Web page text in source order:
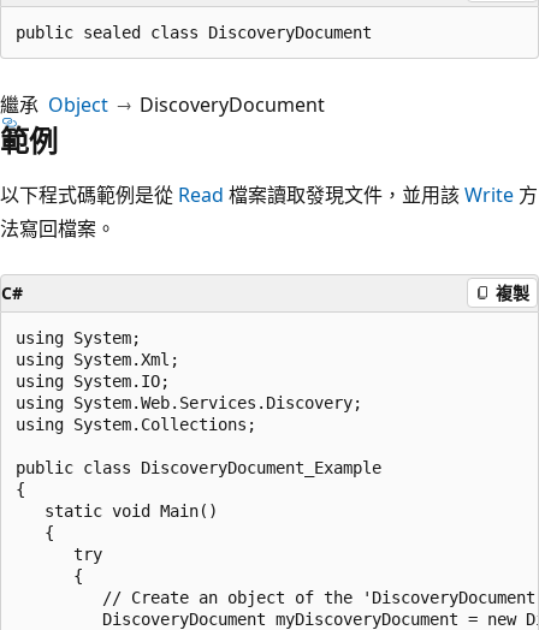
public sealed class DiscoveryDocument
繼承 Object DiscoveryDocument
範例
以下程式碼範例是從 Read 檔案讀取發現文件，並用該Write 方
法寫回檔案。
C# 複製
using System;
using System.Xml;
using System.IO;
using System.Web.Services.Discovery;
using System.Collections;
public class DiscoveryDocument_Example
{
   static void Main()
   {
      try
      {
// Create an object of the
DiscoveryDocument myDiscoveryDocument = new